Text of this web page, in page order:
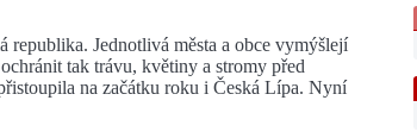
Jednotlivá města a obce vymýšlejí
tak trávu, květiny a stromy před
na začátku roku i Česká Lípa. Nyní